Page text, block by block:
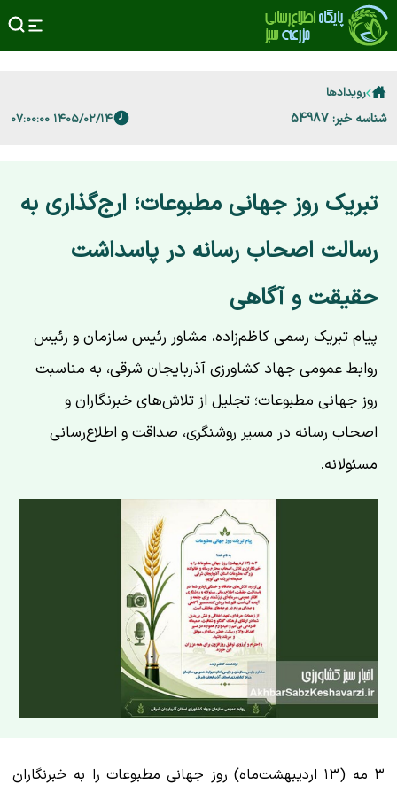
رویدادها
شناسه خبر: 54987 ۱۴۰۵/۰۲/۱۴ ۰۷:۰۰:۰۰
تبریک روز جهانی مطبوعات؛ ارج‌گذاری به
رسالت اصحاب رسانه در پاسداشت
حقیقت و آگاهی
پیام تبریک رسمی کاظم‌زاده، مشاور رئیس سازمان و رئیس
روابط عمومی جهاد کشاورزی آذربایجان شرقی، به مناسبت
روز جهانی مطبوعات؛ تجلیل از تلاش‌های خبرنگاران و
اصحاب رسانه در مسیر روشنگری، صداقت و اطلاع‌رسانی
مسئولانه.
۳ مه (۱۳ اردیبهشت‌ماه) روز جهانی مطبوعات را به خبرنگاران